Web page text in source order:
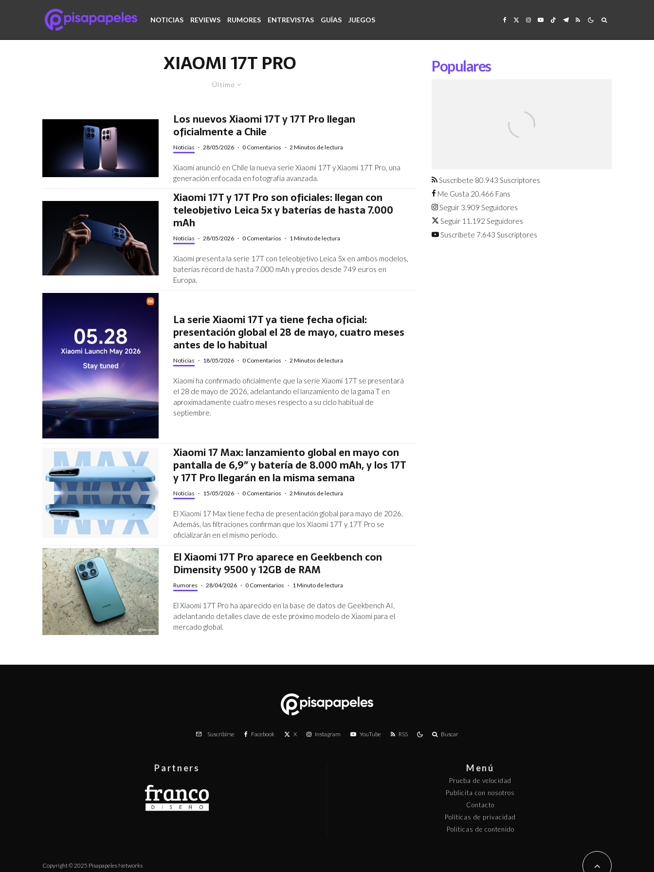
NOTICIAS REVIEWS RUMORES ENTREVISTAS GUÍAS JUEGOS
XIAOMI 17T PRO
Último
Los nuevos Xiaomi 17T y 17T Pro llegan
oficialmente a Chile
Noticias · 28/05/2026 · 0 Comentarios · 2 Minutos de lectura
Xiaomi anunció en Chile la nueva serie Xiaomi 17T y Xiaomi 17T Pro, una
generación enfocada en fotografía avanzada.
Xiaomi 17T y 17T Pro son oficiales: llegan con
teleobjetivo Leica 5x y baterías de hasta 7.000
mAh
Noticias · 28/05/2026 · 0 Comentarios · 1 Minuto de lectura
Xiaomi presenta la serie 17T con teleobjetivo Leica 5x en ambos modelos,
baterías récord de hasta 7.000 mAh y precios desde 749 euros en
Europa.
La serie Xiaomi 17T ya tiene fecha oficial:
presentación global el 28 de mayo, cuatro meses
antes de lo habitual
Noticias · 18/05/2026 · 0 Comentarios · 2 Minutos de lectura
Xiaomi ha confirmado oficialmente que la serie Xiaomi 17T se presentará
el 28 de mayo de 2026, adelantando el lanzamiento de la gama T en
aproximadamente cuatro meses respecto a su ciclo habitual de
septiembre.
Xiaomi 17 Max: lanzamiento global en mayo con
pantalla de 6,9″ y batería de 8.000 mAh, y los 17T
y 17T Pro llegarán en la misma semana
Noticias · 15/05/2026 · 0 Comentarios · 2 Minutos de lectura
El Xiaomi 17 Max tiene fecha de presentación global para mayo de 2026.
Además, las filtraciones confirman que los Xiaomi 17T y 17T Pro se
oficializarán en el mismo período.
El Xiaomi 17T Pro aparece en Geekbench con
Dimensity 9500 y 12GB de RAM
Rumores · 28/04/2026 · 0 Comentarios · 1 Minuto de lectura
El Xiaomi 17T Pro ha aparecido en la base de datos de Geekbench AI,
adelantando detalles clave de este próximo modelo de Xiaomi para el
mercado global.
Populares
agosto
Suscríbete 80.943 Suscriptores
Me Gusta 20.466 Fans
Seguir 3.909 Seguidores
Seguir 11.192 Seguidores
Suscríbete 7.643 Suscriptores
Suscribirse Facebook X Instagram YouTube RSS Buscar
Partners Menú
Prueba de velocidad
Publicita con nosotros
Contacto
Políticas de privacidad
Políticas de contenido
Copyright © 2025 Pisapapeles Networks